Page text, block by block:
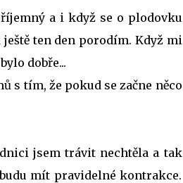
a i když se o plodovku
ten den porodím. Když mi
dobře...
s tím, že pokud se začne něco
jsem trávit nechtěla a tak
mít pravidelné kontrakce.